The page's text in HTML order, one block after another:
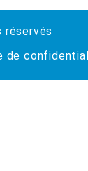
réservés
de